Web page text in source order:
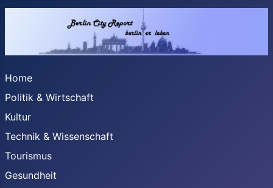
Home
Politik & Wirtschaft
Kultur
Technik & Wissenschaft
Tourismus
Gesundheit